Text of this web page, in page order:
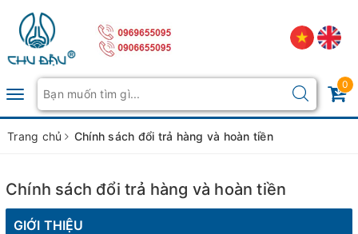
Toggle
navigation
0
Trang chủ Chính sách đổi trả hàng và hoàn tiền
Chính sách đổi trả hàng và hoàn tiền
GIỚI THIỆU